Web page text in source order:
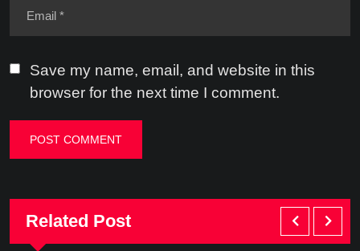
Save my name, email, and website in this
browser for the next time I comment.
Related Post